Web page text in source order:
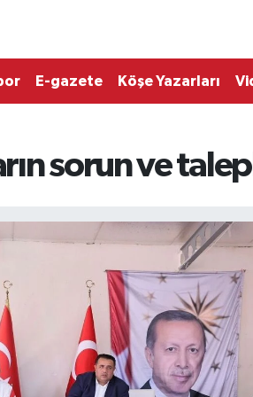
E-gazete Köşe Yazarları
sorun ve